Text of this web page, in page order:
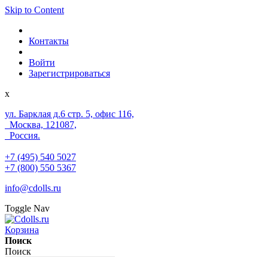
Skip to Content
Контакты
Войти
Зарегистрироваться
x
ул. Барклая д.6 стр. 5, офис 116,
Москва, 121087,
Россия.
+7 (495) 540 5027
+7 (800) 550 5367
info@cdolls.ru
Toggle Nav
Корзина
Поиск
Поиск